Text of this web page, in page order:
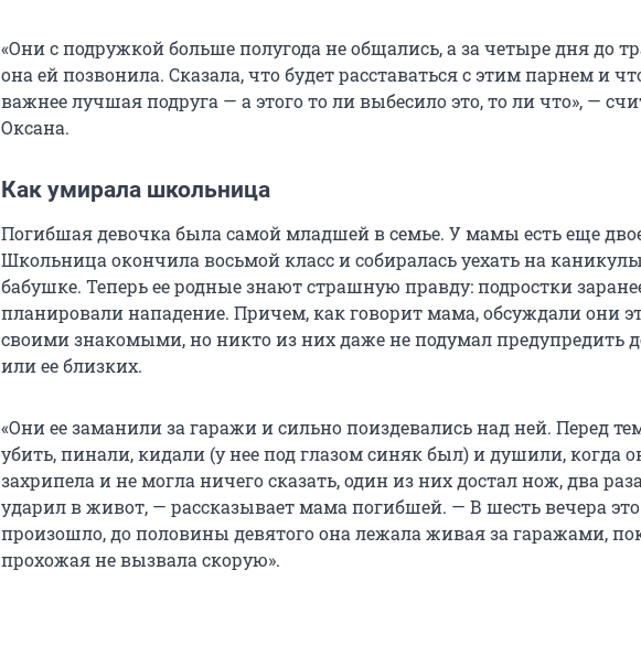
«Они с подружкой больше полугода не общались, а за четыре дня до
она ей позвонила. Сказала, что будет расставаться с этим парнем и
важнее лучшая подруга — а этого то ли выбесило это, то ли что», —
Оксана.
Как умирала школьница
Погибшая девочка была самой младшей в семье. У мамы есть еще
Школьница окончила восьмой класс и собиралась уехать на
бабушке. Теперь ее родные знают страшную правду: подростки
планировали нападение. Причем, как говорит мама, обсуждали они
своими знакомыми, но никто из них даже не подумал предупредить
или ее близких.
«Они ее заманили за гаражи и сильно поиздевались над ней. Перед
убить, пинали, кидали (у нее под глазом синяк был) и душили, когда
захрипела и не могла ничего сказать, один из них достал нож, два
ударил в живот, — рассказывает мама погибшей. — В шесть вечера это
произошло, до половины девятого она лежала живая за гаражами,
прохожая не вызвала скорую».